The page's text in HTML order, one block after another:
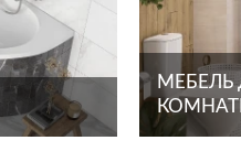
МЕБЕЛЬ